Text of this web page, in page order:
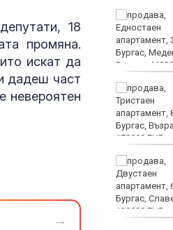
18
промяна.
искат да
дадеш част
невероятен
→
може да подпомогне
в
напреднала възраст
Сухота в очите –
и решение на
2025 г.